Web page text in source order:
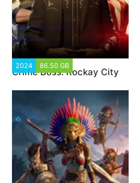
2024 86.50 GB
Crime Boss: Rockay City